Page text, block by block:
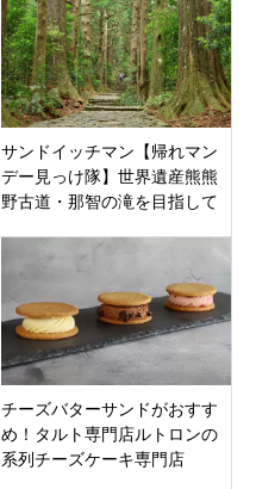
サンドイッチマン【帰れマン
デー見っけ隊】世界遺産熊熊
野古道・那智の滝を目指して
チーズバターサンドがおすす
め！タルト専門店ルトロンの
系列チーズケーキ専門店